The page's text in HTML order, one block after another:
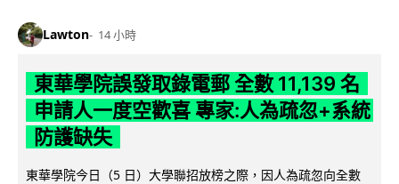
Lawton 14 小時
東華學院誤發取錄電郵 全數 11,139 名
申請人一度空歡喜 專家:人為疏忽+系統
防護缺失
東華學院今日（5 日）大學聯招放榜之際，因人為疏忽向全數